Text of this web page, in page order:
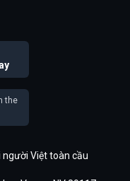
the
người Việt toàn cầu